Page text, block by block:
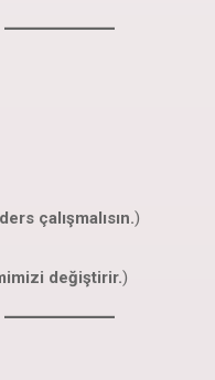
çalışmalısın.)
değiştirir.)